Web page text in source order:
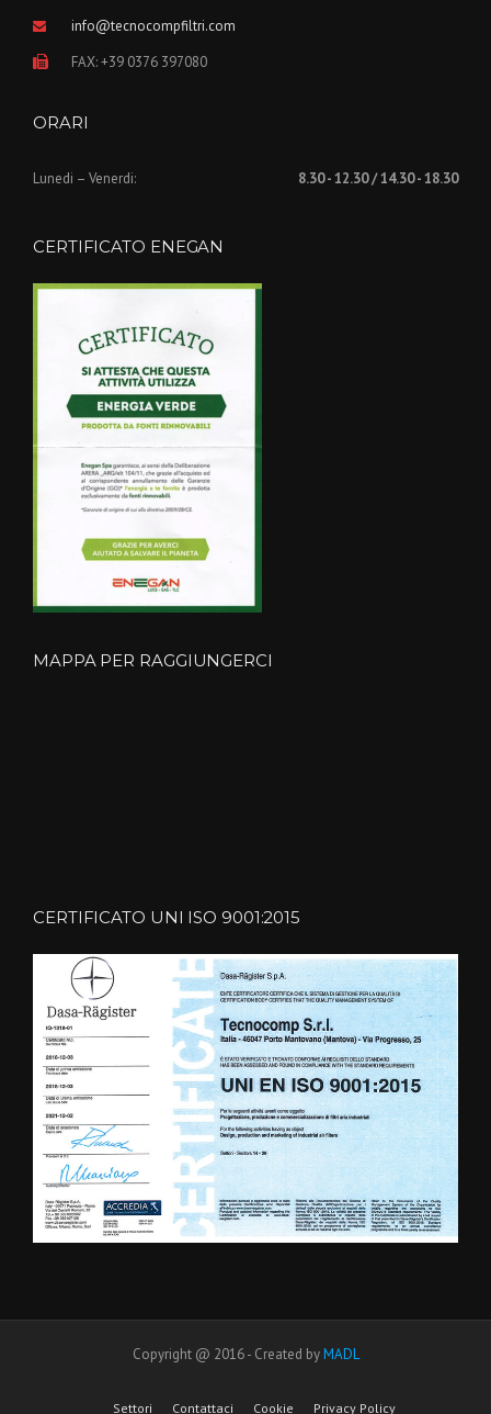
info@tecnocompfiltri.com
FAX: +39 0376 397080
ORARI
Lunedi – Venerdi: 8.30 - 12.30 / 14.30 - 18.30
CERTIFICATO ENEGAN
MAPPA PER RAGGIUNGERCI
CERTIFICATO UNI ISO 9001:2015
Copyright @ 2016 - Created byMADL
Settori Contattaci Cookie Privacy Policy